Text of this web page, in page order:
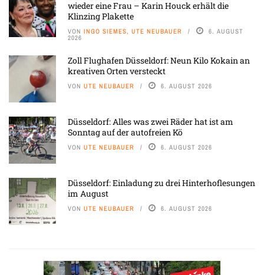
wieder eine Frau – Karin Houck erhält die
Klinzing Plakette
VON INGO SIEMES, UTE NEUBAUER 6. AUGUST
2026
Zoll Flughafen Düsseldorf: Neun Kilo Kokain an
kreativen Orten versteckt
VON UTE NEUBAUER 6. AUGUST 2026
Düsseldorf: Alles was zwei Räder hat ist am
Sonntag auf der autofreien Kö
VON UTE NEUBAUER 6. AUGUST 2026
Düsseldorf: Einladung zu drei Hinterhoflesungen
im August
VON UTE NEUBAUER 6. AUGUST 2026